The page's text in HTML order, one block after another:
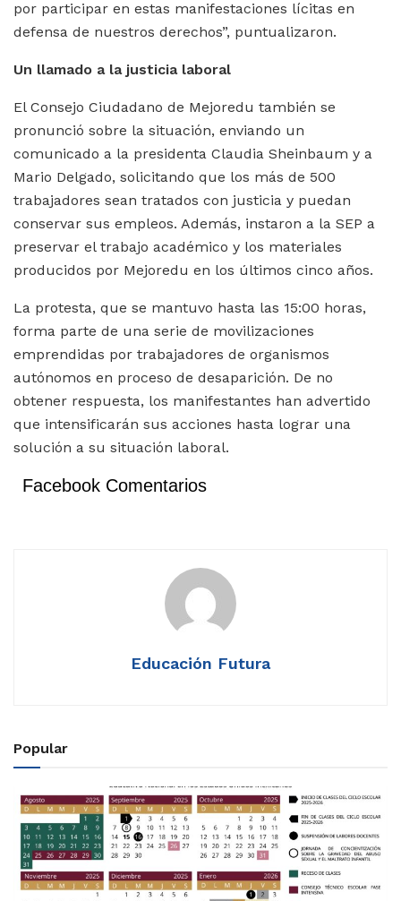
por participar en estas manifestaciones lícitas en
defensa de nuestros derechos”, puntualizaron.
Un llamado a la justicia laboral
El Consejo Ciudadano de Mejoredu también se
pronunció sobre la situación, enviando un
comunicado a la presidenta Claudia Sheinbaum y a
Mario Delgado, solicitando que los más de 500
trabajadores sean tratados con justicia y puedan
conservar sus empleos. Además, instaron a la SEP a
preservar el trabajo académico y los materiales
producidos por Mejoredu en los últimos cinco años.
La protesta, que se mantuvo hasta las 15:00 horas,
forma parte de una serie de movilizaciones
emprendidas por trabajadores de organismos
autónomos en proceso de desaparición. De no
obtener respuesta, los manifestantes han advertido
que intensificarán sus acciones hasta lograr una
solución a su situación laboral.
Facebook Comentarios
Educación Futura
Popular